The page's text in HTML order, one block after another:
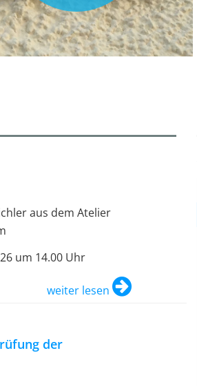
aus dem Atelier
um 14.00 Uhr
weiter lesen
der